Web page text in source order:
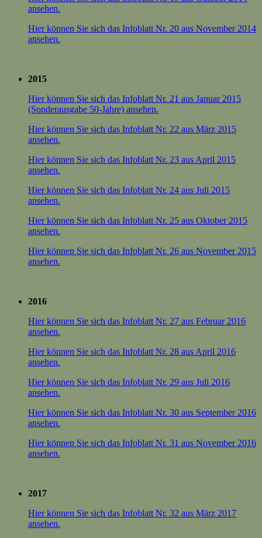
ansehen.
Hier können Sie sich das Infoblatt Nr. 20 aus November 2014
ansehen.
2015
Hier können Sie sich das Infoblatt Nr. 21 aus Januar 2015
(Sonderausgabe 50-Jahre) ansehen.
Hier können Sie sich das Infoblatt Nr. 22 aus März 2015
ansehen.
Hier können Sie sich das Infoblatt Nr. 23 aus April 2015
ansehen.
Hier können Sie sich das Infoblatt Nr. 24 aus Juli 2015
ansehen.
Hier können Sie sich das Infoblatt Nr. 25 aus Oktober 2015
ansehen.
Hier können Sie sich das Infoblatt Nr. 26 aus November 2015
ansehen.
2016
Hier können Sie sich das Infoblatt Nr. 27 aus Februar 2016
ansehen.
Hier können Sie sich das Infoblatt Nr. 28 aus April 2016
ansehen.
Hier können Sie sich das Infoblatt Nr. 29 aus Juli 2016
ansehen.
Hier können Sie sich das Infoblatt Nr. 30 aus September 2016
ansehen.
Hier können Sie sich das Infoblatt Nr. 31 aus November 2016
ansehen.
2017
Hier können Sie sich das Infoblatt Nr. 32 aus März 2017
ansehen.